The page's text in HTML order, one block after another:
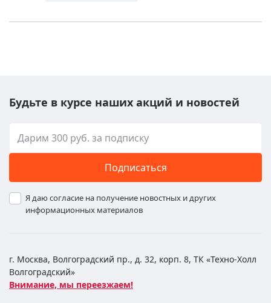
Будьте в курсе наших акций и новостей
Подписаться
Я даю согласие на получение новостных и других
информационных материалов
г. Москва, Волгоградский пр., д. 32, корп. 8, ТК «Техно-Холл
Волгоградский»
Внимание, мы переезжаем!